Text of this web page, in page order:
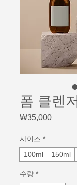
폼 클렌저
₩35,000가
사이즈 *
100ml
150ml
수량 *